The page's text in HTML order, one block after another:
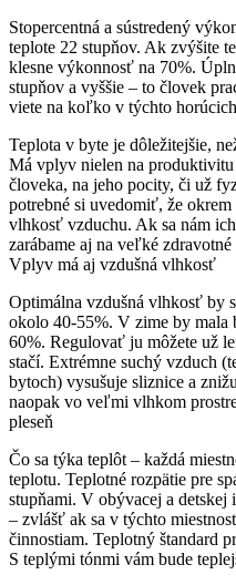
Stopercentná a sústredený
teplote 22 stupňov. Ak zvýšite
klesne výkonnosť na 70%.
stupňov a vyššie – to človek
viete na koľko v týchto
Teplota v byte je dôležitejšie,
Má vplyv nielen na
človeka, na jeho pocity, či už
potrebné si uvedomiť, že
vlhkosť vzduchu. Ak sa nám
zarábame aj na veľké
Vplyv má aj vzdušná vlhkosť
Optimálna vzdušná vlhkosť by
okolo 40-55%. V zime by mala
60%. Regulovať ju môžete už
stačí. Extrémne suchý vzduch
bytoch) vysušuje sliznice a
naopak vo veľmi vlhkom
pleseň
Čo sa týka teplôt – každá
teplotu. Teplotné rozpätie pre
stupňami. V obývacej a detskej
– zvlášť ak sa v týchto
činnostiam. Teplotný štandard
S teplými tónmi vám bude